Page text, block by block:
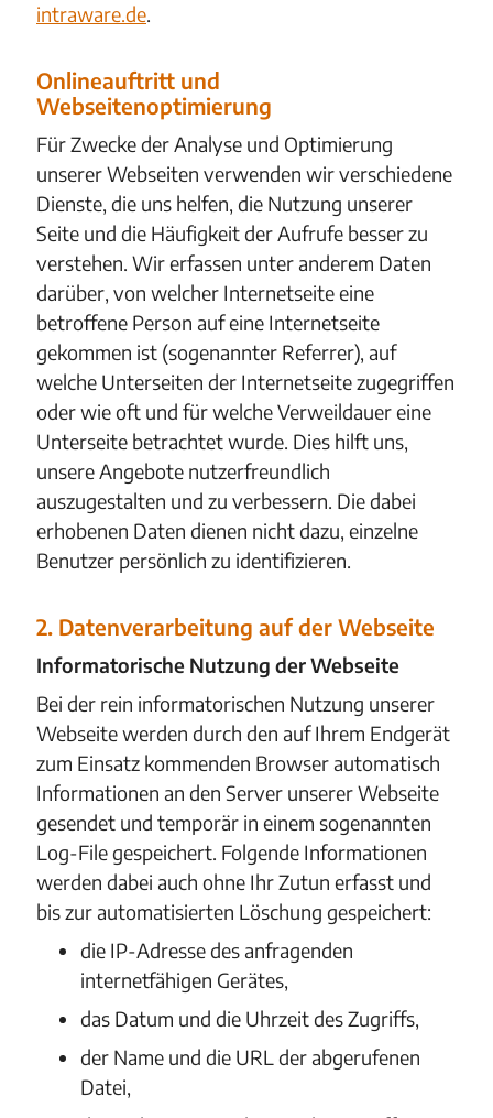
intraware.de.
Onlineauftritt und
Webseitenoptimierung
Für Zwecke der Analyse und Optimierung
unserer Webseiten verwenden wir verschiedene
Dienste, die uns helfen, die Nutzung unserer
Seite und die Häufigkeit der Aufrufe besser zu
verstehen. Wir erfassen unter anderem Daten
darüber, von welcher Internetseite eine
betroffene Person auf eine Internetseite
gekommen ist (sogenannter Referrer), auf
welche Unterseiten der Internetseite zugegriffen
oder wie oft und für welche Verweildauer eine
Unterseite betrachtet wurde. Dies hilft uns,
unsere Angebote nutzerfreundlich
auszugestalten und zu verbessern. Die dabei
erhobenen Daten dienen nicht dazu, einzelne
Benutzer persönlich zu identifizieren.
2. Datenverarbeitung auf der Webseite
Informatorische Nutzung der Webseite
Bei der rein informatorischen Nutzung unserer
Webseite werden durch den auf Ihrem Endgerät
zum Einsatz kommenden Browser automatisch
Informationen an den Server unserer Webseite
gesendet und temporär in einem sogenannten
Log-File gespeichert. Folgende Informationen
werden dabei auch ohne Ihr Zutun erfasst und
bis zur automatisierten Löschung gespeichert:
die IP-Adresse des anfragenden
internetfähigen Gerätes,
das Datum und die Uhrzeit des Zugriffs,
der Name und die URL der abgerufenen
Datei,